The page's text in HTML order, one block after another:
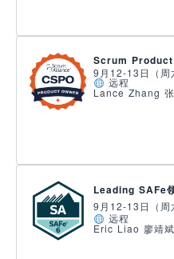
Scrum Product
9月12-13日（周
远程
Lance Zhang
Leading SAFe
9月12-13日（周
远程
Eric Liao 廖靖